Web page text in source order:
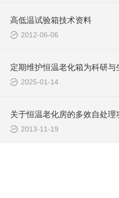
高低温试验箱技术资料
2012-06-06
2025-01-14
2013-11-19